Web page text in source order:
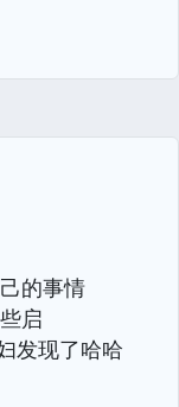
的事情
启
发现了哈哈